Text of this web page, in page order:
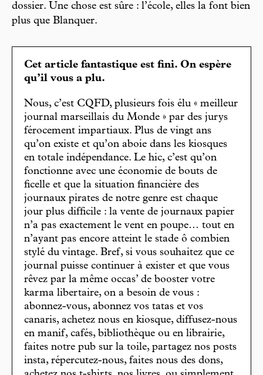
dossier. Une chose est sûre : l’école, elles la font bien
plus que Blanquer.
Cet article fantastique est fini. On espère
qu’il vous a plu.
Nous, c’est CQFD, plusieurs fois élu « meilleur
journal marseillais du Monde » par des jurys
férocement impartiaux. Plus de vingt ans
qu’on existe et qu’on aboie dans les kiosques
en totale indépendance. Le hic, c’est qu’on
fonctionne avec une économie de bouts de
ficelle et que la situation financière des
journaux pirates de notre genre est chaque
jour plus difficile : la vente de journaux papier
n’a pas exactement le vent en poupe… tout en
n’ayant pas encore atteint le stade ô combien
stylé du vintage. Bref, si vous souhaitez que ce
journal puisse continuer à exister et que vous
rêvez par la même occas’ de booster votre
karma libertaire, on a besoin de vous :
abonnez-vous, abonnez vos tatas et vos
canaris, achetez nous en kiosque, diffusez-nous
en manif, cafés, bibliothèque ou en librairie,
faites notre pub sur la toile, partagez nos posts
insta, répercutez-nous, faites nous des dons,